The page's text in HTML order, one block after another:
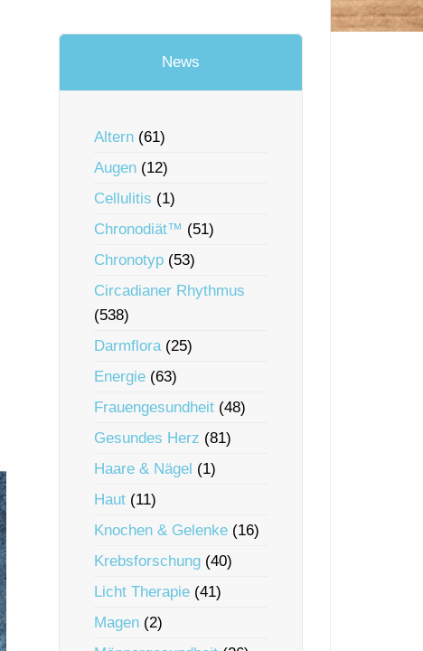
News
Altern (61)
Augen (12)
Cellulitis (1)
Chronodiät™ (51)
Chronotyp (53)
Circadianer Rhythmus
(538)
Darmflora(25)
Energie (63)
Frauengesundheit (48)
Gesundes Herz (81)
Haare & Nägel (1)
Haut (11)
Knochen & Gelenke (16)
Krebsforschung (40)
Licht Therapie (41)
Magen (2)